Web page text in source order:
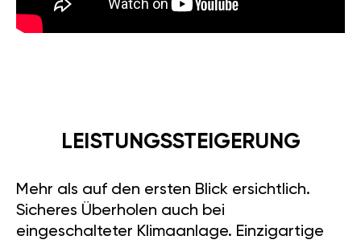
LEISTUNGSSTEIGERUNG
Mehr als auf den ersten Blick ersichtlich.
Sicheres Überholen auch bei
eingeschalteter Klimaanlage. Einzigartige